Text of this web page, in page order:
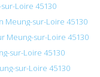
Loire 45130
Meung-sur-Loire 45130
Meung-sur-Loire 45130
sur-Loire 45130
sur-Loire 45130